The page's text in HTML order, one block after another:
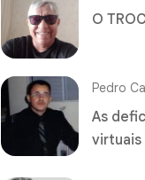
O
Pedro
As
virtuais